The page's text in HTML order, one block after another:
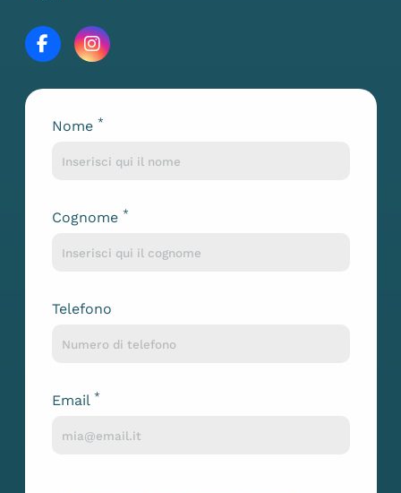
Lascia questo campo vuoto
Nome *
Cognome *
Telefono
Email *